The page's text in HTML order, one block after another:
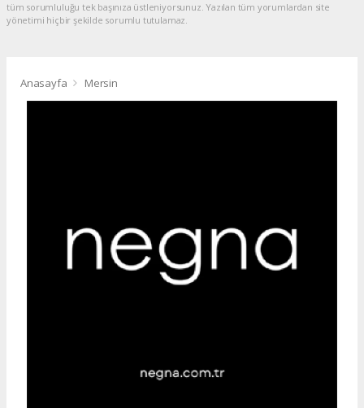
tüm sorumluluğu tek başınıza üstleniyorsunuz. Yazılan tüm yorumlardan site
yönetimi hiçbir şekilde sorumlu tutulamaz.
Anasayfa Mersin